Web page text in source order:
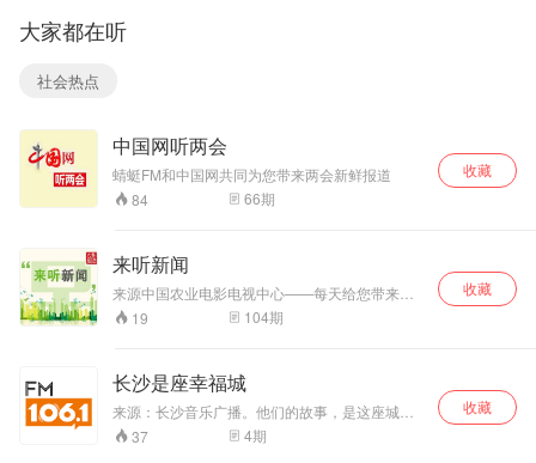
大家都在听
社会热点
中国网听两会
蜻蜓FM和中国网共同为您带来两会新鲜报道
84
66期
收藏
来听新闻
来源中国农业电影电视中心——每天给您带来最
新的农业新闻
19 104期
收藏
长沙是座幸福城
来源：长沙音乐广播。他们的故事，是这座城市
里最温柔的童话。 有爱，有坚定，有光，有温
暖。 平凡亦不凡，有梦花自开。 长沙是座幸福
37 4期
收藏